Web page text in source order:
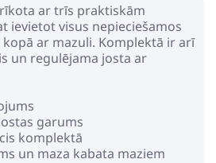
ar trīs praktiskām
ievietot visus nepieciešamos
ar mazuli. Komplektā ir arī
un regulējama josta ar
garums
komplektā
un maza kabata maziem